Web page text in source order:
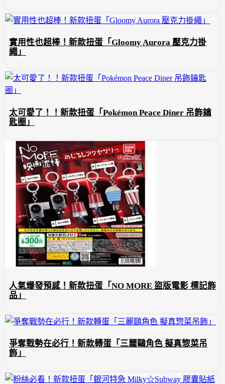
實用性也超棒！新款扭蛋「Gloomy Aurora 壓克力掛
繩」
太可愛了！！新款扭蛋「Pokémon Peace Diner 吊飾鑰
匙圈」
人氣爆發預感！新款扭蛋「NO MORE 盜版電影 標記飾
品」
爭奪戰勢在必行！新款轉蛋「三麗鷗角色 擬真惣菜吊
飾」